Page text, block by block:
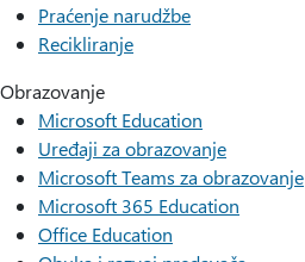
Praćenje narudžbe
Recikliranje
Obrazovanje
Microsoft Education
Uređaji za obrazovanje
Microsoft Teams za obrazovanje
Microsoft 365 Education
Office Education